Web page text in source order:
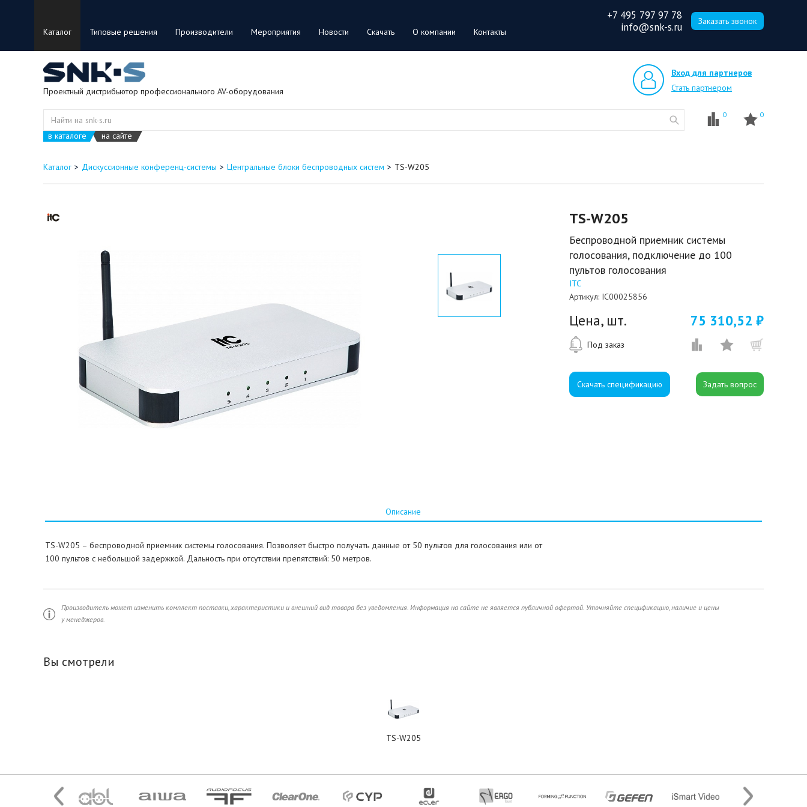
Каталог Типовые решения Производители Мероприятия Новости Скачать О компании Контакты
+7 495 797 97 78
info@snk-s.ru
Заказать звонок
Проектный дистрибьютор профессионального AV-оборудования
Вход для партнеров
Стать партнером
в каталоге на сайте
0 0
Каталог Дискуссионные конференц-системы Центральные блоки беспроводных систем TS-W205
TS-W205
Беспроводной приемник системы
голосования, подключение до 100
пультов голосования
ITC
Артикул: IC00025856
Цена, шт. 75 310,52 ₽
Под заказ
Скачать спецификацию
Описание
TS-W205 – беспроводной приемник системы голосования. Позволяет быстро получать данные от 50 пультов для голосования или от
100 пультов с небольшой задержкой. Дальность при отсутствии препятствий: 50 метров.
Производитель может изменить комплект поставки, характеристики и внешний вид товара без уведомления. Информация на сайте не является публичной офертой. Уточняйте спецификацию, наличие и цены
у менеджеров.
Вы смотрели
TS-W205